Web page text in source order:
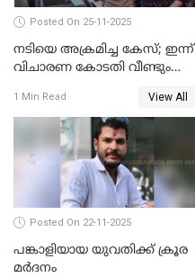
Posted On 25-11-2025
നടിയെ അക്രമിച്ച കേസ്; ഇന്ന്
വിചാരണ കോടതി വീണ്ടും
1 Min Read View All
Posted On 22-11-2025
പങ്കാളിയായ യുവതിക്ക് ക്രൂര
മര്‍ദനം